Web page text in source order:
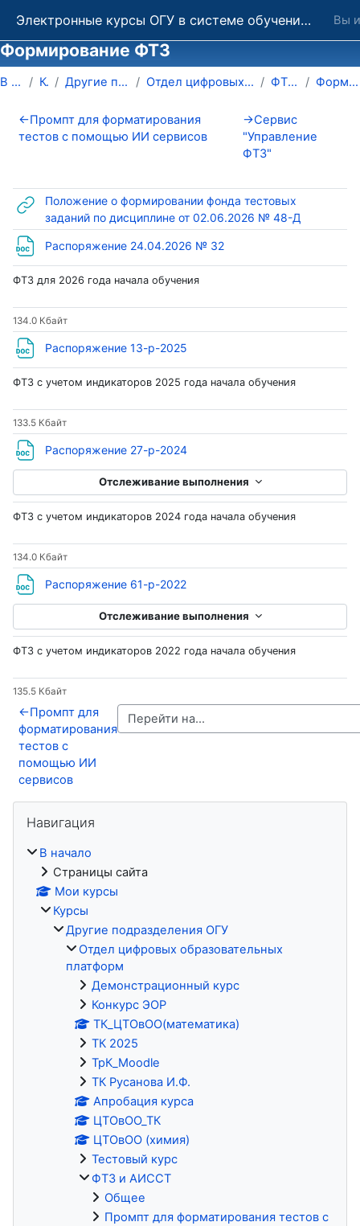
Электронные курсы ОГУ в системе обучения Moodle Вы
Формирование ФТЗ
В начало Курсы Другие подразделения ОГУ Отдел цифровых образовательных платформ ФТЗ и АИССТ Формирование ФТЗ
Section outline
←Промпт для форматирования
тестов с помощью ИИ сервисов
→Сервис
"Управление
ФТЗ"
Положение о формировании фонда тестовых
заданий по дисциплине от 02.06.2026 № 48-Д
Распоряжение 24.04.2026 № 32
ФТЗ для 2026 года начала обучения
134.0 Кбайт
Распоряжение 13-р-2025
ФТЗ с учетом индикаторов 2025 года начала обучения
133.5 Кбайт
Распоряжение 27-р-2024
Отслеживание выполнения
ФТЗ с учетом индикаторов 2024 года начала обучения
134.0 Кбайт
Распоряжение 61-р-2022
Отслеживание выполнения
ФТЗ с учетом индикаторов 2022 года начала обучения
135.5 Кбайт
←Промпт для
форматирования
тестов с
помощью ИИ
сервисов
Навигация
В начало
Страницы сайта
Мои курсы
Курсы
Другие подразделения ОГУ
Отдел цифровых образовательных
платформ
Демонстрационный курс
Конкурс ЭОР
ТК_ЦТОвОО(математика)
ТК 2025
ТрК_Moodle
ТК Русанова И.Ф.
Апробация курса
ЦТОвОО_ТК
ЦТОвОО (химия)
Тестовый курс
ФТЗ и АИССТ
Общее
Промпт для форматирования тестов с